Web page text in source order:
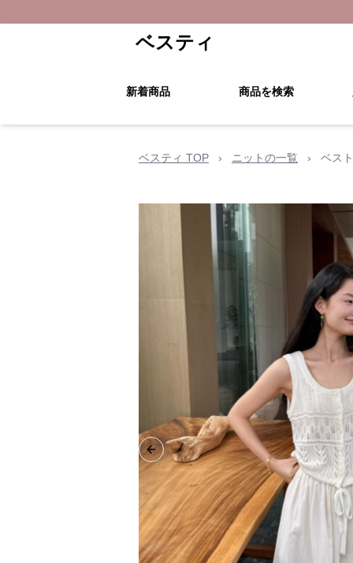
ベスティ
新着商品 商品を検索
ベスティ TOP › ニットの一覧 › ベス
Previous slide